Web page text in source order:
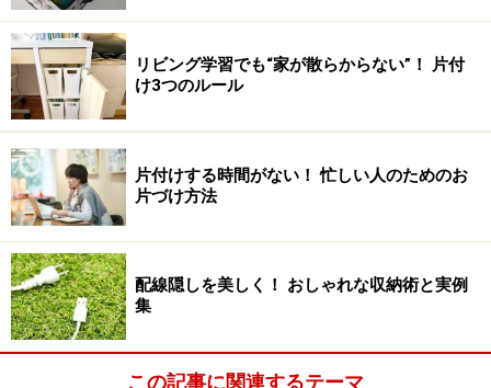
リビング学習でも“家が散らからない”！ 片付
け3つのルール
片付けする時間がない！ 忙しい人のためのお
片づけ方法
配線隠しを美しく！ おしゃれな収納術と実例
集
この記事に関連するテーマ